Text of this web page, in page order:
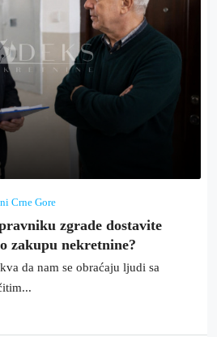
Crne Gore
zgrade dostavite
zakupu nekretnine?
da nam se obraćaju ljudi sa